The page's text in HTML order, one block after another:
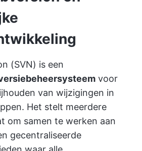
(SVN) is een
voor
van wijzigingen in
Het stelt meerdere
om samen te werken aan
gecentraliseerde